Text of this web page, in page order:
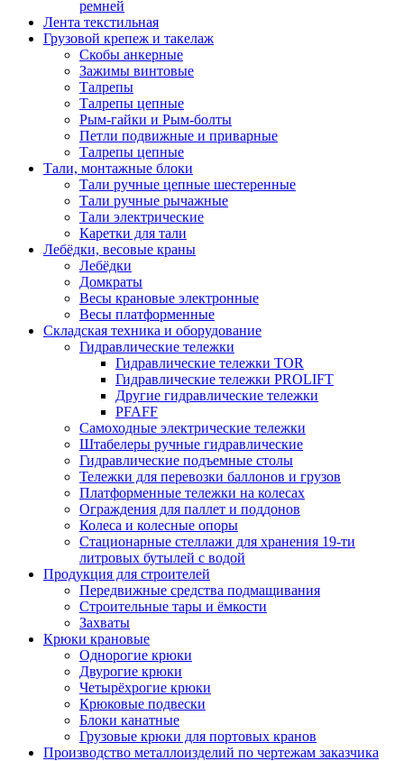
ремней
Лента текстильная
Грузовой крепеж и такелаж
Скобы анкерные
Зажимы винтовые
Талрепы
Талрепы цепные
Рым-гайки и Рым-болты
Петли подвижные и приварные
Талрепы цепные
Тали, монтажные блоки
Тали ручные цепные шестеренные
Тали ручные рычажные
Тали электрические
Каретки для тали
Лебёдки, весовые краны
Лебёдки
Домкраты
Весы крановые электронные
Весы платформенные
Складская техника и оборудование
Гидравлические тележки
Гидравлические тележки TOR
Гидравлические тележки PROLIFT
Другие гидравлические тележки
PFAFF
Самоходные электрические тележки
Штабелеры ручные гидравлические
Гидравлические подъемные столы
Тележки для перевозки баллонов и грузов
Платформенные тележки на колесах
Ограждения для паллет и поддонов
Колеса и колесные опоры
Стационарные стеллажи для хранения 19-ти
литровых бутылей с водой
Продукция для строителей
Передвижные средства подмащивания
Строительные тары и ёмкости
Захваты
Крюки крановые
Однорогие крюки
Двурогие крюки
Четырёхрогие крюки
Крюковые подвески
Блоки канатные
Грузовые крюки для портовых кранов
Производство металлоизделий по чертежам заказчика